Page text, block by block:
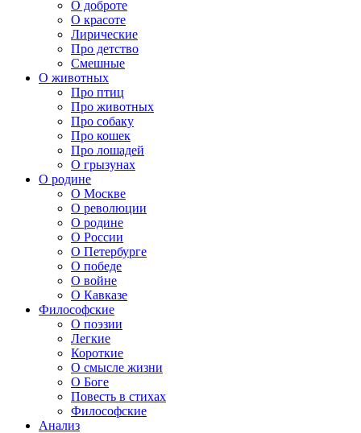
О доброте
О красоте
Лирические
Про детство
Смешные
О животных
Про птиц
Про животных
Про собаку
Про кошек
Про лошадей
О грызунах
О родине
О Москве
О революции
О родине
О России
О Петербурге
О победе
О войне
О Кавказе
Философские
О поэзии
Легкие
Короткие
О смысле жизни
О Боге
Повесть в стихах
Философские
Анализ